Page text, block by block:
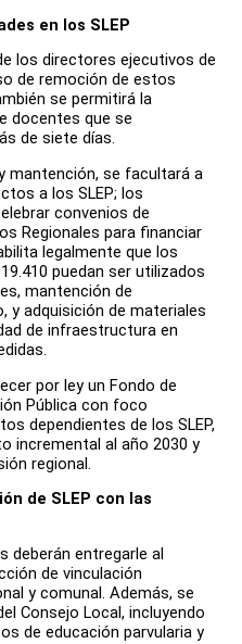
en los SLEP
los directores ejecutivos de
de remoción de estos
se permitirá la
docentes que se
de siete días.
mantención, se facultará a
a los SLEP; los
convenios de
Regionales para financiar
legalmente que los
puedan ser utilizados
mantención de
y adquisición de materiales
de infraestructura en
por ley un Fondo de
Pública con foco
dependientes de los SLEP,
incremental al año 2030 y
regional.
de SLEP con las
deberán entregarle al
de vinculación
y comunal. Además, se
Consejo Local, incluyendo
de educación parvularia y